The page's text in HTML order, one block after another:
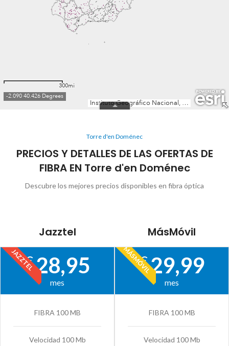
Torre d'en Doménec
PRECIOS Y DETALLES DE LAS OFERTAS DE
FIBRA EN Torre d'en Doménec
Descubre los mejores precios disponibles en fibra óptica
Jazztel
JAZZTEL
€28,95
mes
FIBRA 100 MB
Velocidad 100 Mb
MásMóvil
MÁSMÓVIL
€29,99
mes
FIBRA 100 MB
Velocidad 100 Mb